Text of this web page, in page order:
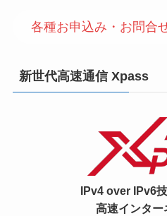
各種お申込み・お問合
新世代高速通信 Xpass
IPv4 over IPv6
高速インター